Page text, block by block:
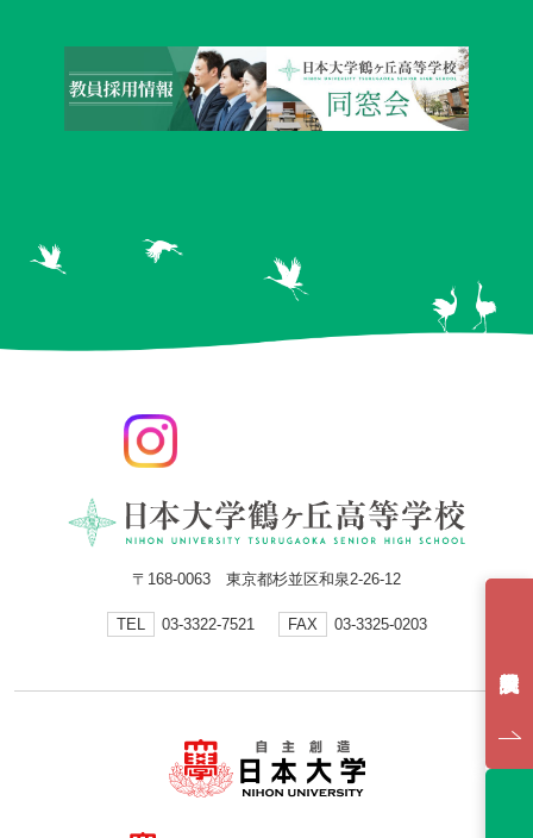
〒168-0063 東京都杉並区和泉2-26-12
TEL 03-3322-7521 FAX 03-3325-0203